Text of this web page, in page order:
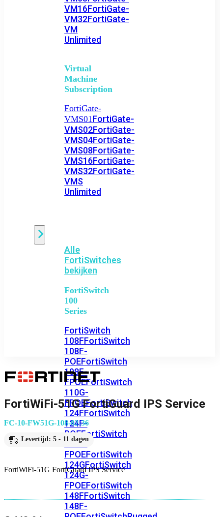
VM16FortiGate-
VM32FortiGate-
VM
Unlimited
Virtual
Machine
Subscription
FortiGate-
VMS01FortiGate-
VMS02FortiGate-
VMS04FortiGate-
VMS08FortiGate-
VMS16FortiGate-
VMS32FortiGate-
VMS
Unlimited
Alle
FortiSwitches
bekijken
FortiSwitch
100
Series
FortiSwitch
108FFortiSwitch
108F-
POEFortiSwitch
108F-
FPOEFortiSwitch
110G-
FPOEFortiSwitch
124FFortiSwitch
124F-
POEFortiSwitch
124F-
FPOEFortiSwitch
124GFortiSwitch
124G-
FPOEFortiSwitch
148FFortiSwitch
148F-
FortiWiFi-51G FortiGuard IPS Service
FC-10-FW51G-108-02-36
Levertijd: 5 - 11 dagen
FortiWiFi-51G FortiGuard IPS Service